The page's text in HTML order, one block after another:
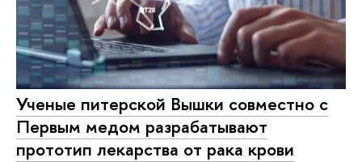
Ученые питерской Вышки совместно с
Первым медом разрабатывают
прототип лекарства от рака крови